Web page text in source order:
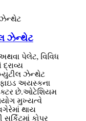
ઝેન્થેટ
પેલેટ, વિવિધ
ઝેન્થેટ
અયસ્કના
છે.ઓટેશિયમ
મુખ્યત્વે
થાય
કોપર